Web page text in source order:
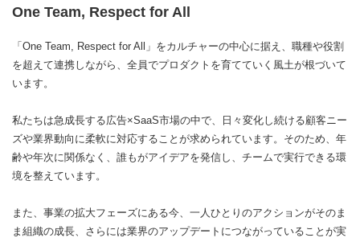
One Team, Respect for All
「One Team, Respect for All」をカルチャーの中心に据え、職種や役割
を超えて連携しながら、全員でプロダクトを育てていく風土が根づいて
います。
私たちは急成長する広告×SaaS市場の中で、日々変化し続ける顧客ニー
ズや業界動向に柔軟に対応することが求められています。そのため、年
齢や年次に関係なく、誰もがアイデアを発信し、チームで実行できる環
境を整えています。
また、事業の拡大フェーズにある今、一人ひとりのアクションがそのま
ま組織の成長、さらには業界のアップデートにつながっていることが実